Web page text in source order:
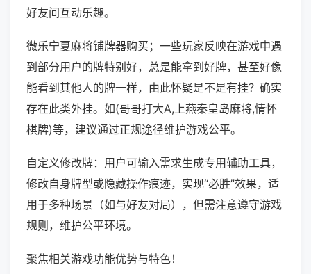
好友间互动乐趣。
微乐宁夏麻将铺牌器购买；一些玩家反映在游戏中遇
到部分用户的牌特别好，总是能拿到好牌，甚至好像
能看到其他人的牌一样，由此怀疑是不是有挂？确实
存在此类外挂。如(哥哥打大A,上燕秦皇岛麻将,情怀
棋牌)等，建议通过正规途径维护游戏公平。
自定义修改牌：用户可输入需求生成专用辅助工具，
修改自身牌型或隐藏操作痕迹，实现“必胜”效果，适
用于多种场景（如与好友对局），但需注意遵守游戏
规则，维护公平环境。
聚焦相关游戏功能优势与特色！